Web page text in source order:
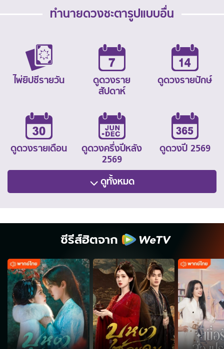
ทำนายดวงชะตารูปแบบอื่น
ไพ่ยิปซีรายวัน
ดูดวงราย
สัปดาห์
ดูดวงรายปักษ์
ดูดวงรายเดือน
ดูดวงครึ่งปีหลัง
2569
ดูดวงปี 2569
ดูทั้งหมด
ซีรีส์ฮิตจาก